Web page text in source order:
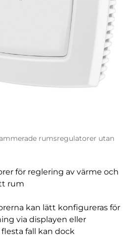
rumsregulatorer utan
för reglering av värme och
rum
kan lätt konfigureras för
via displayen eller
fall kan dock